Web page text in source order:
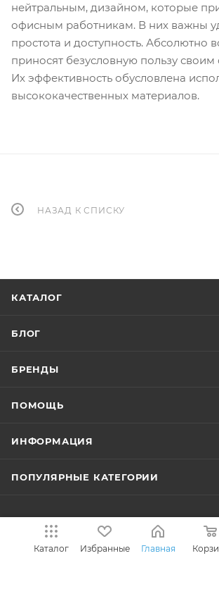
нейтральным, дизайном, которые
офисным работникам. В них важны
простота и доступность. Абсолютно
приносят безусловную пользу своим
Их эффективность обусловлена
высококачественных материалов.
НАЗАД К СПИСКУ
КАТАЛОГ
БЛОГ
БРЕНДЫ
ПОМОЩЬ
ИНФОРМАЦИЯ
ПОПУЛЯРНЫЕ КАТЕГОРИИ
+7 (495) 646-13-69
Каталог Избранные Главная